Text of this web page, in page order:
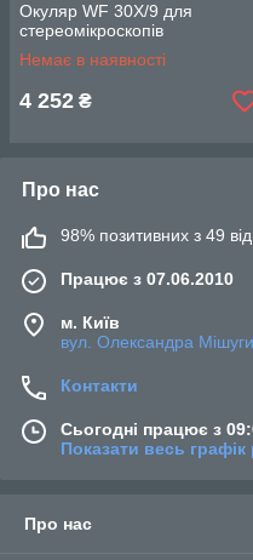
Окуляр WF 30X/9 для
стереомікроскопів
Немає в наявності
4 252 ₴
Про нас
98% позитивних з 49
Працює з 07.06.2010
м. Київ
вул. Олександра
Контакти
Сьогодні працює з
Показати весь графік
Про нас